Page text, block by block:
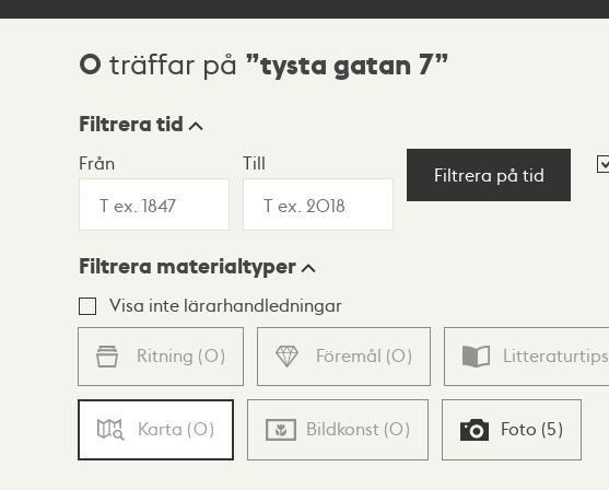
Sökresultat
0 träffar på tysta gatan 7
Visningsläge
Lista Karta
Filtrera tid
Från Till
Filtrera på tid
Filtrera materialtyper
Visa inte lärarhandledningar
Ritning (0) Föremål (0) Litteraturtips
Karta (0) Bildkonst (0) Foto (5)